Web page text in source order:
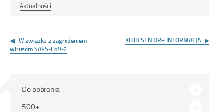
Aktualności
wpisu
W związku z zagrożeniem
wirusem SARS-CoV-2
KLUB SENIOR+ INFORMACJA
skróty
Do pobrania
500+